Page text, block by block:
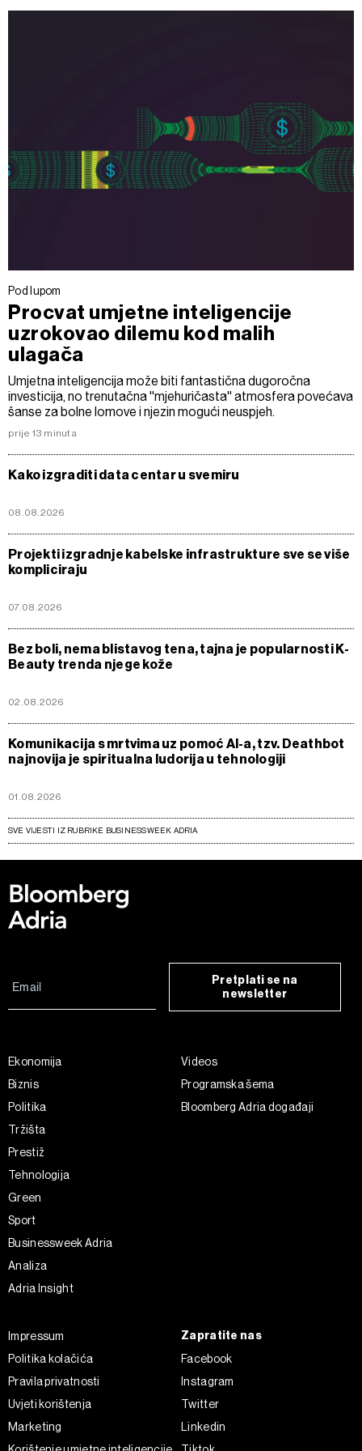
Pod lupom
Procvat umjetne inteligencije
uzrokovao dilemu kod malih
ulagača
Umjetna inteligencija može biti fantastična dugoročna
investicija, no trenutačna ''mjehuričasta'' atmosfera povećava
šanse za bolne lomove i njezin mogući neuspjeh.
prije 13 minuta
Kako izgraditi data centar u svemiru
08.08.2026
Projekti izgradnje kabelske infrastrukture sve se više
kompliciraju
07.08.2026
Bez boli, nema blistavog tena, tajna je popularnosti K-
Beauty trenda njege kože
02.08.2026
Komunikacija s mrtvima uz pomoć AI-a, tzv. Deathbot
najnovija je spiritualna ludorija u tehnologiji
01.08.2026
SVE VIJESTI IZ RUBRIKE BUSINESSWEEK ADRIA
Pretplati se na
newsletter
Ekonomija
Biznis
Politika
Tržišta
Prestiž
Tehnologija
Green
Sport
Businessweek Adria
Analiza
Adria Insight
Videos
Programska šema
Bloomberg Adria događaji
Impressum
Politika kolačića
Pravila privatnosti
Uvjeti korištenja
Marketing
Zapratite nas
Facebook
Instagram
Twitter
Linkedin